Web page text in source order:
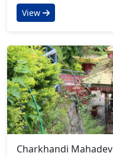
View
Charkhandi Mahadev